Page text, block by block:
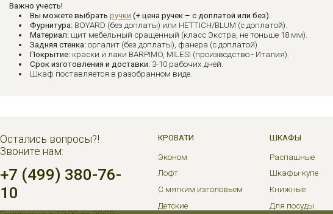
Важно учесть!
Вы можете выбратьручки (+ цена ручек – с доплатой или без).
Фурнитура: BOYARD (без доплаты) или HETTICH/BLUM (с доплатой).
Материал: щит мебельный сращенный (класс Экстра, не тоньше 18 мм).
Задняя стенка: оргалит (без доплаты), фанера (с доплатой).
Покрытие: краски и лаки BARPIMO, MILESI (производство - Италия).
Срок изготовления и доставки: 3-10 рабочих дней.
Шкаф поставляется в разобранном виде.
Остались вопросы?!
Звоните нам:
+7 (499) 380-76-
10
КРОВАТИ
Эконом
Лофт
С мягким изголовьем
Детские
ШКАФЫ
Распашные
Шкафы-купе
Книжные
Для посуды